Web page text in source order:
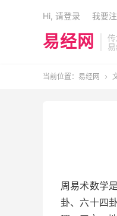
易经网
Hi, 请登录 我要
当前位置： 易经网 
周易术数学
卦、六十四